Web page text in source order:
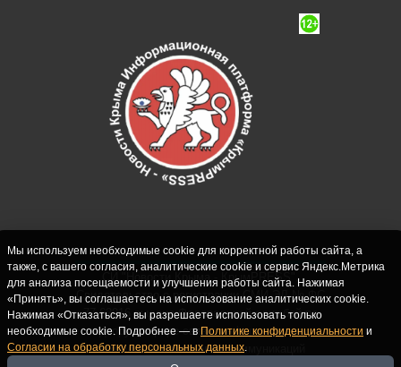
СИ "Новости Крыма - КрымPRESS".
Свидетельство о регистрации СМИ ЭЛ № ФС
77-62916 выдано Федеральной службой по
надзору в сфере связи, информационных
технологий и массовых коммуникаций
Мы используем необходимые cookie для корректной работы сайта, а
также, с вашего согласия, аналитические cookie и сервис Яндекс.Метрика
для анализа посещаемости и улучшения работы сайта. Нажимая
«Принять», вы соглашаетесь на использование аналитических cookie.
Нажимая «Отказаться», вы разрешаете использовать только
необходимые cookie. Подробнее — в Политике конфиденциальности и
Согласии на обработку персональных данных.